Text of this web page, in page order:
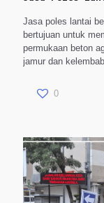
Jasa poles lantai
bertujuan untuk
permukaan beton
jamur dan
0